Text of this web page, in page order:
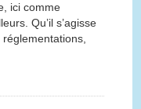
ici comme
Qu’il s’agisse